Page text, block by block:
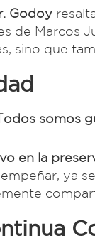
Godoy
de Marcos
sino que
somos
en la
ya